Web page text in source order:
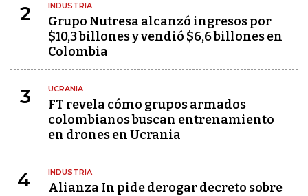
2 INDUSTRIA
Grupo Nutresa alcanzó ingresos por
$10,3 billones y vendió $6,6 billones en
Colombia
3 UCRANIA
FT revela cómo grupos armados
colombianos buscan entrenamiento
en drones en Ucrania
4 INDUSTRIA
Alianza In pide derogar decreto sobre